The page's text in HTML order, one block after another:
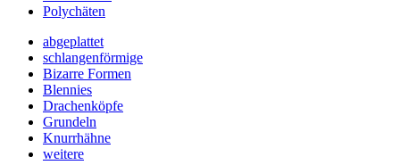
Polychäten
abgeplattet
schlangenförmige
Bizarre Formen
Blennies
Drachenköpfe
Grundeln
Knurrhähne
weitere